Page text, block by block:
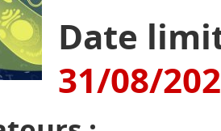
Date
31/08/